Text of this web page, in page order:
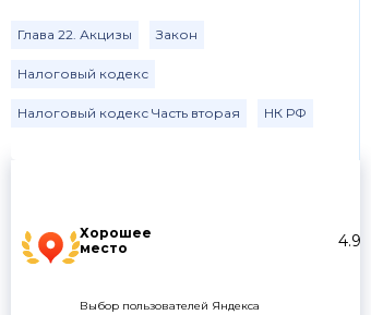
Хорошее
место
4.9
Выбор пользователей Яндекса
Глава 22. Акцизы Закон
Налоговый кодекс
Налоговый кодекс Часть вторая НК РФ